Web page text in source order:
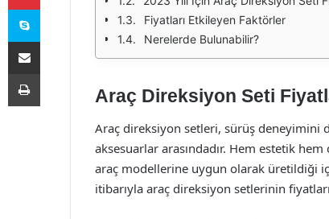
Fiyatları Etkileyen Faktörler
Nerelerde Bulunabilir?
Araç Direksiyon Seti
Araç direksiyon setleri, sürüş deneyimini
aksesuarlar arasındadır. Hem estetik
araç modellerine uygun olarak üretildiği
itibarıyla araç direksiyon setlerinin
Skype
E-Posta ile paylaş